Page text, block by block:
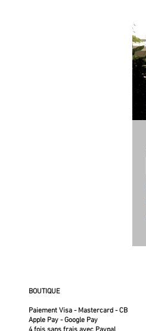
BOUTIQUE
Paiement Visa - Mastercard - CB
Apple Pay - Google Pay